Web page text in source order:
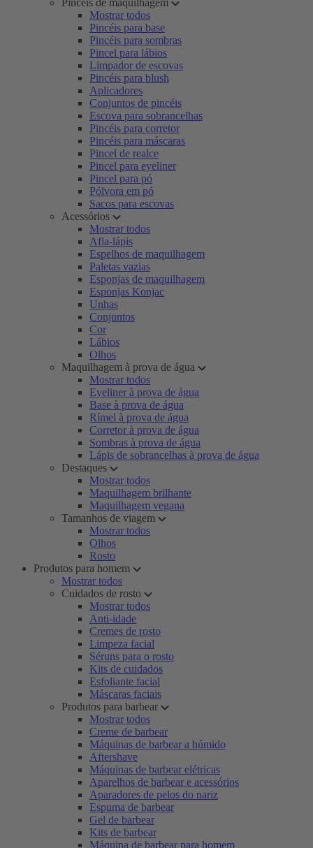
Pincéis de maquilhagem
Mostrar todos
Pincéis para base
Pincéis para sombras
Pincel para lábios
Limpador de escovas
Pincéis para blush
Aplicadores
Conjuntos de pincéis
Escova para sobrancelhas
Pincéis para corretor
Pincéis para máscaras
Pincel de realce
Pincel para eyeliner
Pincel para pó
Pólvora em pó
Sacos para escovas
Acessórios
Mostrar todos
Afia-lápis
Espelhos de maquilhagem
Paletas vazias
Esponjas de maquilhagem
Esponjas Konjac
Unhas
Conjuntos
Cor
Lábios
Olhos
Maquilhagem à prova de água
Mostrar todos
Eyeliner à prova de água
Base à prova de água
Rímel à prova de água
Corretor à prova de água
Sombras à prova de água
Lápis de sobrancelhas à prova de água
Destaques
Mostrar todos
Maquilhagem brilhante
Maquilhagem vegana
Tamanhos de viagem
Mostrar todos
Olhos
Rosto
Produtos para homem
Mostrar todos
Cuidados de rosto
Mostrar todos
Anti-idade
Cremes de rosto
Limpeza facial
Séruns para o rosto
Kits de cuidados
Esfoliante facial
Máscaras faciais
Produtos para barbear
Mostrar todos
Creme de barbear
Máquinas de barbear a húmido
Aftershave
Máquinas de barbear elétricas
Aparelhos de barbear e acessórios
Aparadores de pelos do nariz
Espuma de barbear
Gel de barbear
Kits de barbear
Máquina de barbear para homem